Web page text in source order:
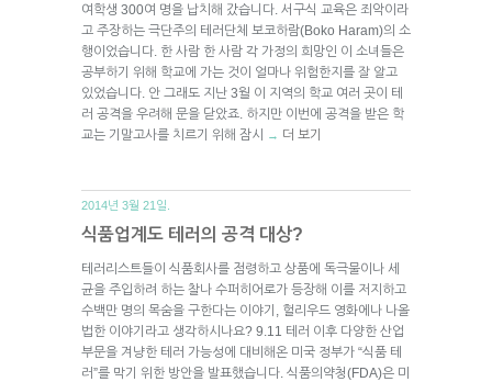
여학생 300여 명을 납치해 갔습니다. 서구식 교육은 죄악이라
고 주장하는 극단주의 테러단체 보코하람(Boko Haram)의 소
행이었습니다. 한 사람 한 사람 각 가정의 희망인 이 소녀들은
공부하기 위해 학교에 가는 것이 얼마나 위험한지를 잘 알고
있었습니다. 안 그래도 지난 3월 이 지역의 학교 여러 곳이 테
러 공격을 우려해 문을 닫았죠. 하지만 이번에 공격을 받은 학
교는 기말고사를 치르기 위해 잠시
→ 더 보기
2014년 3월 21일.
식품업계도 테러의 공격 대상?
테러리스트들이 식품회사를 점령하고 상품에 독극물이나 세
균을 주입하려 하는 찰나 수퍼히어로가 등장해 이를 저지하고
수백만 명의 목숨을 구한다는 이야기, 헐리우드 영화에나 나올
법한 이야기라고 생각하시나요? 9.11 테러 이후 다양한 산업
부문을 겨냥한 테러 가능성에 대비해온 미국 정부가 “식품 테
러”를 막기 위한 방안을 발표했습니다. 식품의약청(FDA)은 미